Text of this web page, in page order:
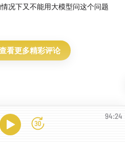
到最疯狂燃烧，从本地
养没被传统路径特化规训的跨
AI Native 组织，十倍乃至百
况下又不能用大模型问这个问题
看更多精彩评论
94:24